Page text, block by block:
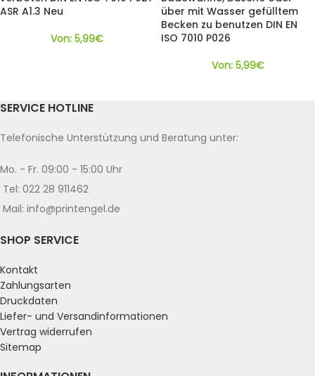
ASR A1.3 Neu
Von: 5,99€
über mit Wasser gefülltem
Becken zu benutzen DIN EN
ISO 7010 P026
Von: 5,99€
SERVICE HOTLINE
Telefonische Unterstützung und Beratung unter:
Mo. - Fr. 09:00 - 15:00 Uhr
Tel: 022 28 911462
Mail: info@printengel.de
SHOP SERVICE
Kontakt
Zahlungsarten
Druckdaten
Liefer- und Versandinformationen
Vertrag widerrufen
Sitemap